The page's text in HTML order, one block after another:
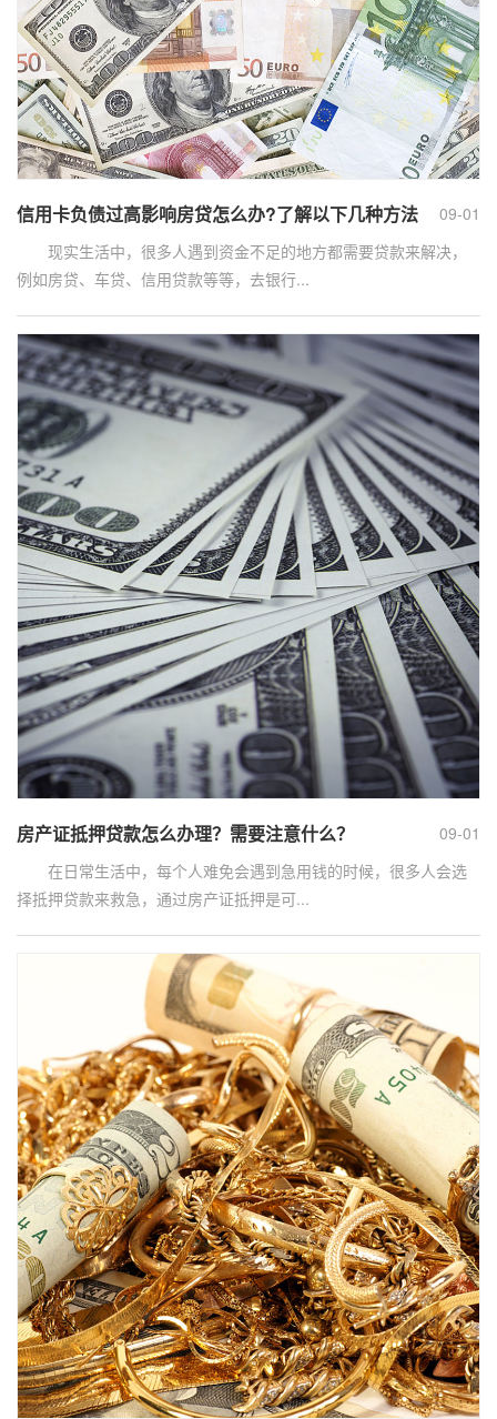
09-01
信用卡负债过高影响房贷怎么办?了解以下几种方法
现实生活中，很多人遇到资金不足的地方都需要贷款来解决，
例如房贷、车贷、信用贷款等等，去银行...
09-01
房产证抵押贷款怎么办理？需要注意什么？
在日常生活中，每个人难免会遇到急用钱的时候，很多人会选
择抵押贷款来救急，通过房产证抵押是可...